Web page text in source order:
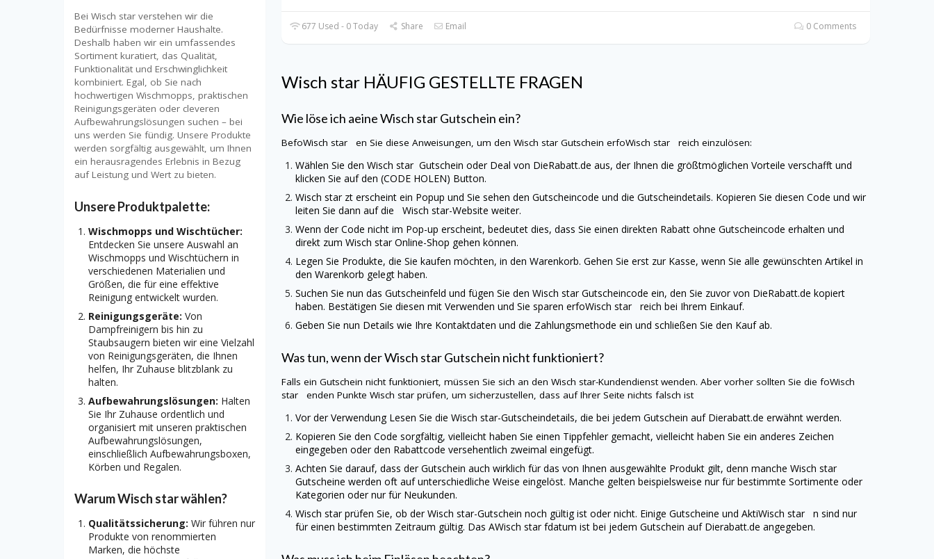
677 Used - 0 Today Share Email 0 Comments
Wisch star HÄUFIG GESTELLTE FRAGEN
Wie löse ich aeineWisch starGutschein ein?
BefoWisch star en Sie diese Anweisungen, um denWisch starGutschein erfoWisch star reich einzulösen:
Wählen Sie denWisch starGutschein oder Deal von DieRabatt.de aus, der Ihnen die größtmöglichen Vorteile verschafft und
klicken Sie auf den (CODE HOLEN) Button.
Wisch star zt erscheint ein Popup und Sie sehen den Gutscheincode und die Gutscheindetails. Kopieren Sie diesen Code und wir
leiten Sie dann auf dieWisch star-Website weiter.
Wenn der Code nicht im Pop-up erscheint, bedeutet dies, dass Sie einen direkten Rabatt ohne Gutscheincode erhalten und
direkt zumWisch starOnline-Shop gehen können.
Legen Sie Produkte, die Sie kaufen möchten, in den Warenkorb. Gehen Sie erst zur Kasse, wenn Sie alle gewünschten Artikel in
den Warenkorb gelegt haben.
Suchen Sie nun das Gutscheinfeld und fügen Sie denWisch starGutscheincode ein, den Sie zuvor von DieRabatt.de kopiert
haben. Bestätigen Sie diesen mit Verwenden und Sie sparen erfoWisch star reich bei Ihrem Einkauf.
Geben Sie nun Details wie Ihre Kontaktdaten und die Zahlungsmethode ein und schließen Sie den Kauf ab.
Was tun, wenn derWisch starGutschein nicht funktioniert?
Falls ein Gutschein nicht funktioniert, müssen Sie sich an denWisch star-Kundendienst wenden. Aber vorher sollten Sie die foWisch
star enden PunkteWisch starprüfen, um sicherzustellen, dass auf Ihrer Seite nichts falsch ist
Vor der Verwendung Lesen Sie dieWisch star-Gutscheindetails, die bei jedem Gutschein aufDierabatt.de erwähnt werden.
Kopieren Sie den Code sorgfältig, vielleicht haben Sie einen Tippfehler gemacht, vielleicht haben Sie ein anderes Zeichen
eingegeben oder den Rabattcode versehentlich zweimal eingefügt.
Achten Sie darauf, dass der Gutschein auch wirklich für das von Ihnen ausgewählte Produkt gilt, denn mancheWisch star
Gutscheine werden oft auf unterschiedliche Weise eingelöst. Manche gelten beispielsweise nur für bestimmte Sortimente oder
Kategorien oder nur für Neukunden.
Wisch starprüfen Sie, ob derWisch star-Gutschein noch gültig ist oder nicht. Einige Gutscheine und AktiWisch star n sind nur
für einen bestimmten Zeitraum gültig. Das AWisch star fdatum ist bei jedem Gutschein aufDierabatt.de angegeben.
Bei Wisch star verstehen wir die
Bedürfnisse moderner Haushalte.
Deshalb haben wir ein umfassendes
Sortiment kuratiert, das Qualität,
Funktionalität und Erschwinglichkeit
kombiniert. Egal, ob Sie nach
hochwertigen Wischmopps, praktischen
Reinigungsgeräten oder cleveren
Aufbewahrungslösungen suchen – bei
uns werden Sie fündig. Unsere Produkte
werden sorgfältig ausgewählt, um Ihnen
ein herausragendes Erlebnis in Bezug
auf Leistung und Wert zu bieten.
Unsere Produktpalette:
Wischmopps und Wischtücher:
Entdecken Sie unsere Auswahl an
Wischmopps und Wischtüchern in
verschiedenen Materialien und
Größen, die für eine effektive
Reinigung entwickelt wurden.
Reinigungsgeräte: Von
Dampfreinigern bis hin zu
Staubsaugern bieten wir eine Vielzahl
von Reinigungsgeräten, die Ihnen
helfen, Ihr Zuhause blitzblank zu
halten.
Aufbewahrungslösungen: Halten
Sie Ihr Zuhause ordentlich und
organisiert mit unseren praktischen
Aufbewahrungslösungen,
einschließlich Aufbewahrungsboxen,
Körben und Regalen.
Warum Wisch star wählen?
Qualitätssicherung: Wir führen nur
Produkte von renommierten
Marken, die höchste